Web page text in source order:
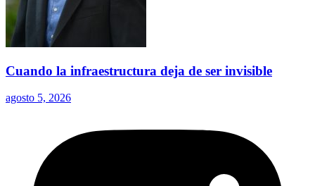
Cuando la infraestructura deja de ser invisible
agosto 5, 2026